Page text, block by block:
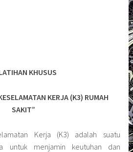
KHUSUS
KERJA (K3) RUMAH
SAKIT”
Kerja (K3) adalah suatu
untuk menjamin keutuhan dan